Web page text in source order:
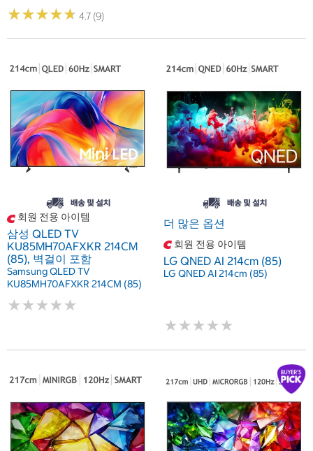
★★★★★
★★★★★ 4.7 (9)
회원 전용 아이템
삼성 QLED TV
KU85MH70AFXKR 214CM
(85), 벽걸이 포함
Samsung QLED TV
KU85MH70AFXKR 214CM (85)
★★★★★
★★★★★
더 많은 옵션
회원 전용 아이템
LG QNED AI 214cm (85)
LG QNED AI 214cm (85)
★★★★★
★★★★★